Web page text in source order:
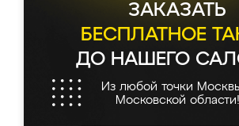
ЗАКАЗАТЬ
БЕСПЛАТНОЕ
ДО НАШЕГО
Из любой точки
Московской области!